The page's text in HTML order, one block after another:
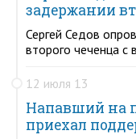
задержании
Сергей Седов
второго чеченца
12 июля 13
Напавший на
приехал